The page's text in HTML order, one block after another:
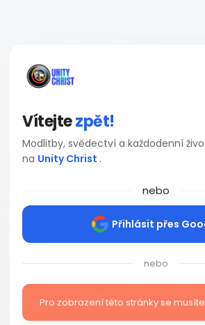
Vítejtezpět!
Modlitby, svědectví a každodenní
na Unity Christ .
nebo
Přihlásit přes
nebo
Pro zobrazení této stránky se